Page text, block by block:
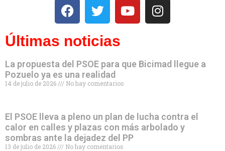
Últimas noticias
La propuesta del PSOE para que Bicimad llegue a
Pozuelo ya es una realidad
14 de julio de 2026 No hay comentarios
El PSOE lleva a pleno un plan de lucha contra el
calor en calles y plazas con más arbolado y
sombras ante la dejadez del PP
13 de julio de 2026 No hay comentarios